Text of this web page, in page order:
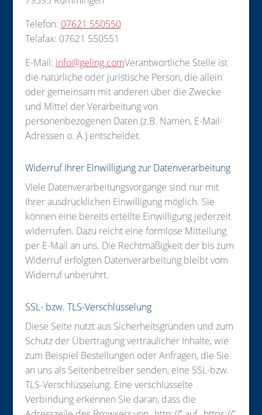
Telefon: 07621 550550
Telafax: 07621 550551
E-Mail: info@geling.comVerantwortliche Stelle ist
die natürliche oder juristische Person, die allein
oder gemeinsam mit anderen über die Zwecke
und Mittel der Verarbeitung von
personenbezogenen Daten (z.B. Namen, E-Mail-
Adressen o. Ä.) entscheidet.
Widerruf Ihrer Einwilligung zur Datenverarbeitung
Viele Datenverarbeitungsvorgänge sind nur mit
Ihrer ausdrücklichen Einwilligung möglich. Sie
können eine bereits erteilte Einwilligung jederzeit
widerrufen. Dazu reicht eine formlose Mitteilung
per E-Mail an uns. Die Rechtmäßigkeit der bis zum
Widerruf erfolgten Datenverarbeitung bleibt vom
Widerruf unberührt.
SSL- bzw. TLS-Verschlüsselung
Diese Seite nutzt aus Sicherheitsgründen und zum
Schutz der Übertragung vertraulicher Inhalte, wie
zum Beispiel Bestellungen oder Anfragen, die Sie
an uns als Seitenbetreiber senden, eine SSL-bzw.
TLS-Verschlüsselung. Eine verschlüsselte
Verbindung erkennen Sie daran, dass die